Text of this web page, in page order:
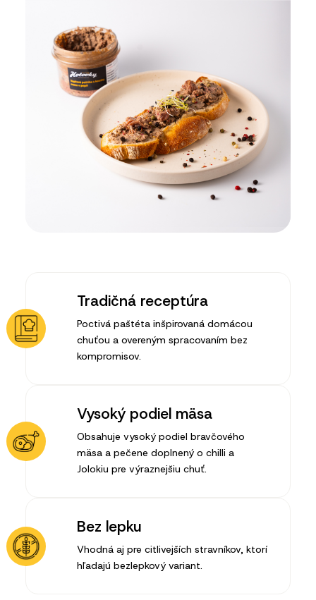
Tradičná receptúra
Poctivá paštéta inšpirovaná domácou
chuťou a overeným spracovaním bez
kompromisov.
Vysoký podiel mäsa
Obsahuje vysoký podiel bravčového
mäsa a pečene doplnený o chilli a
Jolokiu pre výraznejšiu chuť.
Bez lepku
Vhodná aj pre citlivejších stravníkov, ktorí
hľadajú bezlepkový variant.